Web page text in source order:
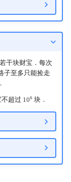
干块财宝．每次
子至多只能捡走
不超过 106
106 块．